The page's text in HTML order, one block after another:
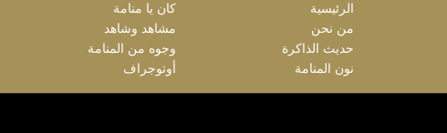
الرئيسية
من نحن
حديث الذاكرة
نون المنامة
كان يا منامة
مشاهد وشاهد
وجوه من المنامة
أوتوجراف